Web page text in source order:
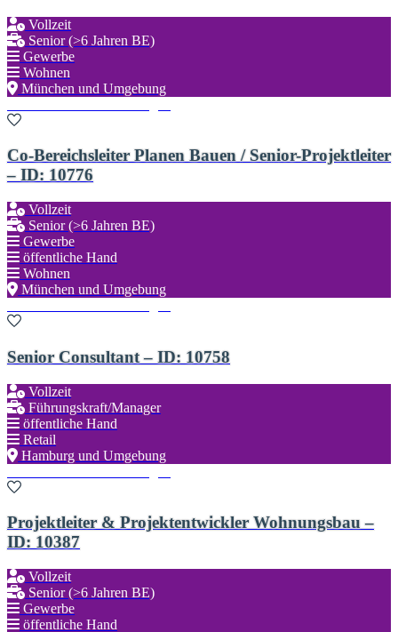
Vollzeit
Senior (>6 Jahren BE)
Gewerbe
Wohnen
München und Umgebung
Co-Bereichsleiter Planen Bauen / Senior-Projektleiter
– ID: 10776
Vollzeit
Senior (>6 Jahren BE)
Gewerbe
öffentliche Hand
Wohnen
München und Umgebung
Senior Consultant – ID: 10758
Vollzeit
Führungskraft/Manager
öffentliche Hand
Retail
Hamburg und Umgebung
Projektleiter & Projektentwickler Wohnungsbau –
ID: 10387
Vollzeit
Senior (>6 Jahren BE)
Gewerbe
öffentliche Hand